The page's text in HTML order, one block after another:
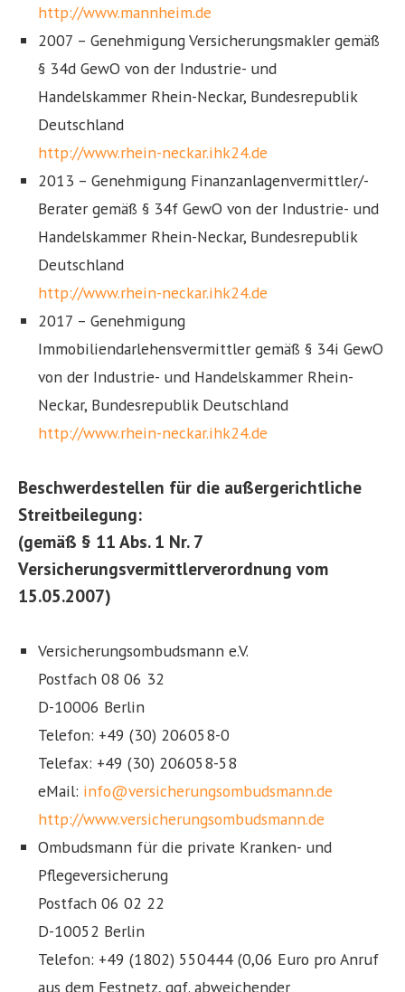
http://www.mannheim.de
2007 – Genehmigung Versicherungsmakler gemäß
§ 34d GewO von der Industrie- und
Handelskammer Rhein-Neckar, Bundesrepublik
Deutschland
http://www.rhein-neckar.ihk24.de
2013 – Genehmigung Finanzanlagenvermittler/-
Berater gemäß § 34f GewO von der Industrie- und
Handelskammer Rhein-Neckar, Bundesrepublik
Deutschland
http://www.rhein-neckar.ihk24.de
2017 – Genehmigung
Immobiliendarlehensvermittler gemäß § 34i GewO
von der Industrie- und Handelskammer Rhein-
Neckar, Bundesrepublik Deutschland
http://www.rhein-neckar.ihk24.de
Beschwerdestellen für die außergerichtliche
Streitbeilegung:
(gemäß § 11 Abs. 1 Nr. 7
Versicherungsvermittlerverordnung vom
15.05.2007)
Versicherungsombudsmann e.V.
Postfach 08 06 32
D-10006 Berlin
Telefon: +49 (30) 206058-0
Telefax: +49 (30) 206058-58
eMail: info@versicherungsombudsmann.de
http://www.versicherungsombudsmann.de
Ombudsmann für die private Kranken- und
Pflegeversicherung
Postfach 06 02 22
D-10052 Berlin
Telefon: +49 (1802) 550444 (0,06 Euro pro Anruf
aus dem Festnetz, ggf. abweichender